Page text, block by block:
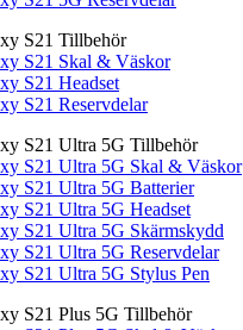
S21 Tillbehör
S21 Skal & Väskor
S21 Headset
S21 Reservdelar
S21 Ultra 5G Tillbehör
S21 Ultra 5G Skal & Väskor
S21 Ultra 5G Batterier
S21 Ultra 5G Headset
S21 Ultra 5G Skärmskydd
S21 Ultra 5G Reservdelar
S21 Ultra 5G Stylus Pen
S21 Plus 5G Tillbehör